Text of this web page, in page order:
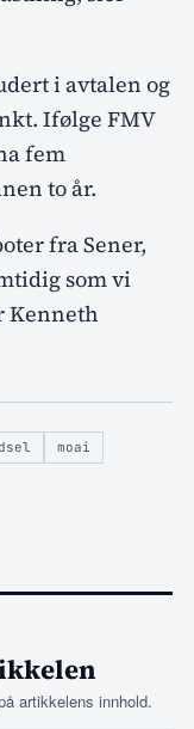
i avtalen og
Ifølge FMV
fem
to år.
fra Sener,
som vi
Kenneth
moai
artikkelens innhold.